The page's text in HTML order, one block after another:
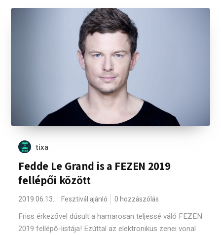
tixa
Fedde Le Grand is a FEZEN 2019
fellépői között
2019.06.13. Fesztivál ajánló 0 hozzászólás
Friss érkezővel dúsult a hamarosan teljessé váló FEZEN
2019 fellépő-listája! Ezúttal az elektronikus zenei vonal